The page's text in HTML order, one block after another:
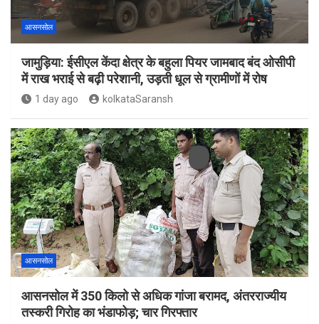
आसनसोल
जामुड़िया: ईसीएल केंदा क्षेत्र के बहुला पियर जामबाद बंद ओसीपी
में राख भराई से बढ़ी परेशानी, उड़ती धूल से ग्रामीणों में रोष
1 day ago kolkataSaransh
आसनसोल
आसनसोल में 350 किलो से अधिक गांजा बरामद, अंतरराज्यीय
तस्करी गिरोह का भंडाफोड़; चार गिरफ्तार